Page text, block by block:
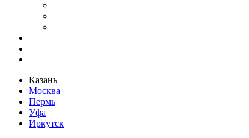
Казань
Москва
Пермь
Уфа
Иркутск